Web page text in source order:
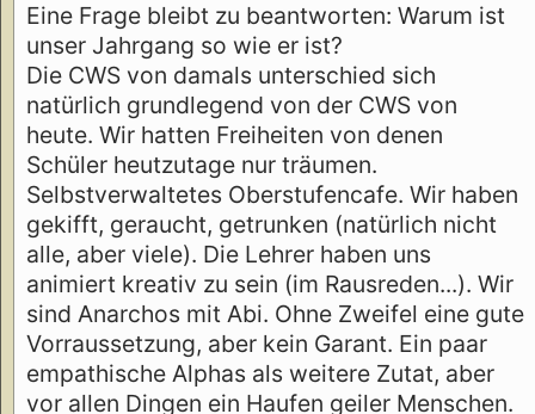
Eine Frage bleibt zu beantworten: Warum ist
unser Jahrgang so wie er ist?
Die CWS von damals unterschied sich
natürlich grundlegend von der CWS von
heute. Wir hatten Freiheiten von denen
Schüler heutzutage nur träumen.
Selbstverwaltetes Oberstufencafe. Wir haben
gekifft, geraucht, getrunken (natürlich nicht
alle, aber viele). Die Lehrer haben uns
animiert kreativ zu sein (im Rausreden...). Wir
sind Anarchos mit Abi. Ohne Zweifel eine gute
Vorraussetzung, aber kein Garant. Ein paar
empathische Alphas als weitere Zutat, aber
vor allen Dingen ein Haufen geiler Menschen.